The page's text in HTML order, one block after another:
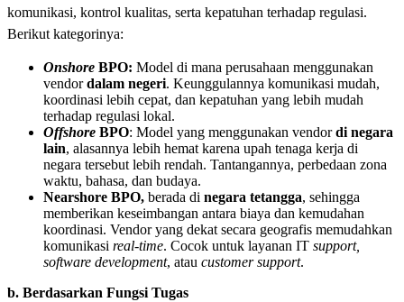
komunikasi, kontrol kualitas, serta kepatuhan terhadap regulasi.
Berikut kategorinya:
Onshore BPO: Model di mana perusahaan menggunakan
vendordalam negeri. Keunggulannya komunikasi mudah,
koordinasi lebih cepat, dan kepatuhan yang lebih mudah
terhadap regulasi lokal.
Offshore BPO: Model yang menggunakan vendordi negara
lain, alasannya lebih hemat karena upah tenaga kerja di
negara tersebut lebih rendah. Tantangannya, perbedaan zona
waktu, bahasa, dan budaya.
Nearshore BPO, berada di negara tetangga, sehingga
memberikan keseimbangan antara biaya dan kemudahan
koordinasi. Vendor yang dekat secara geografis memudahkan
komunikasi real-time. Cocok untuk layanan IT support,
software development, atau customer support.
b. Berdasarkan Fungsi Tugas